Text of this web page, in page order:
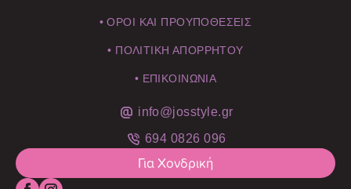
• ΟΡΟΙ ΚΑΙ ΠΡΟΥΠΟΘΕΣΕΙΣ
• ΠΟΛΙΤΙΚΗ ΑΠΟΡΡΗΤΟΥ
• ΕΠΙΚΟΙΝΩΝΙΑ
info@josstyle.gr
694 0826 096
Για Χονδρική